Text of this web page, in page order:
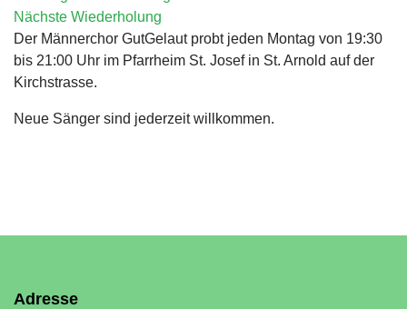
Nächste Wiederholung
Der Männerchor GutGelaut probt jeden Montag von 19:30
bis 21:00 Uhr im Pfarrheim St. Josef in St. Arnold auf der
Kirchstrasse.
Neue Sänger sind jederzeit willkommen.
Adresse